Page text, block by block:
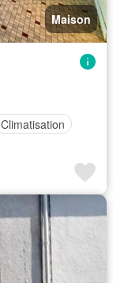
Maison
Climatisation